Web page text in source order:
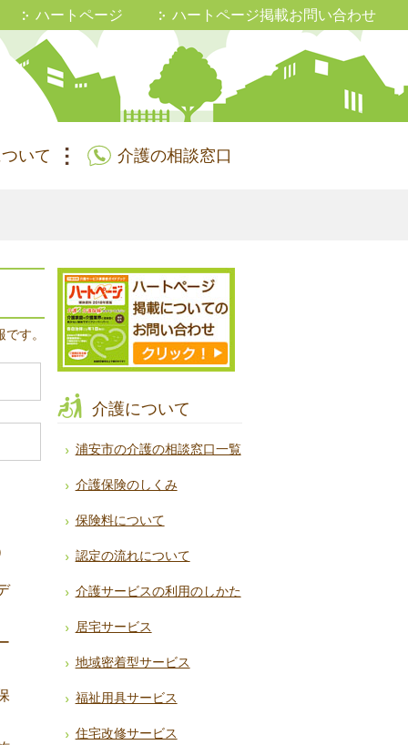
ハートページ ハートページ掲載お問い合わせ
いて 介護の相談窓口
す。
介護について
浦安市の介護の相談窓口一覧
介護保険のしくみ
保険料について
認定の流れについて
介護サービスの利用のしかた
居宅サービス
地域密着型サービス
福祉用具サービス
住宅改修サービス